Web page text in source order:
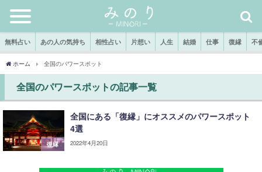
無料占い あの人の気持ち 相性占い 片想い 人生 結婚 仕事 復縁 不
ホーム 全国のパワースポット
全国のパワースポットの記事一覧
復縁
全国にある「復縁」にオススメのパワースポット
4選
2022年4月20日